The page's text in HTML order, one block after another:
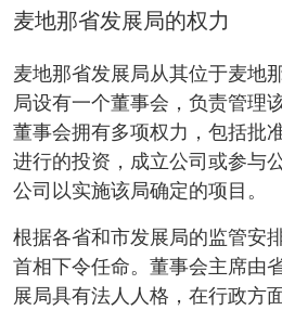
麦地那省发展局的权力
麦地那省发展局从其位于麦地
局设有一个董事会，负责管理
董事会拥有多项权力，包括批
进行的投资，成立公司或参与
公司以实施该局确定的项目。
根据各省和市发展局的监管安
首相下令任命。董事会主席由
展局具有法人人格，在行政方